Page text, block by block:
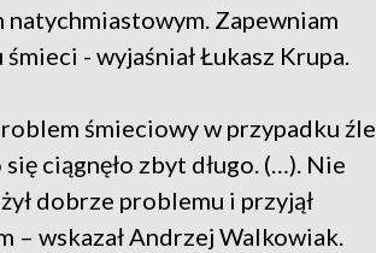
natychmiastowym. Zapewniam
- wyjaśniał Łukasz Krupa.
śmieciowy w przypadku źle
ciągnęło zbyt długo. (…). Nie
dobrze problemu i przyjął
– wskazał Andrzej Walkowiak.